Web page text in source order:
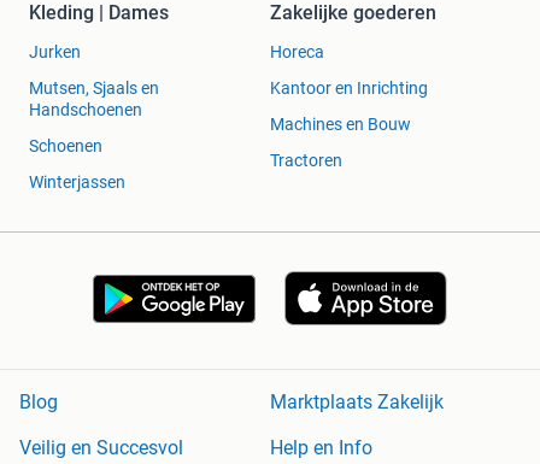
Kleding | Dames
Jurken
Mutsen, Sjaals en
Handschoenen
Schoenen
Winterjassen
Zakelijke goederen
Horeca
Kantoor en Inrichting
Machines en Bouw
Tractoren
Blog
Marktplaats Zakelijk
Veilig en Succesvol
Help en Info